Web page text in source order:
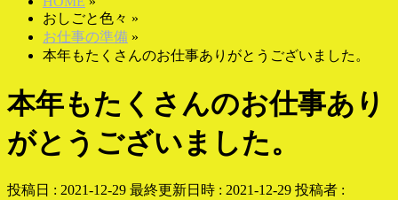
おしごと色々 »
お仕事の準備 »
本年もたくさんのお仕事ありがとうございました。
本年もたくさんのお仕事あり
がとうございました。
投稿日 : 2021-12-29 最終更新日時 : 2021-12-29 投稿者 :